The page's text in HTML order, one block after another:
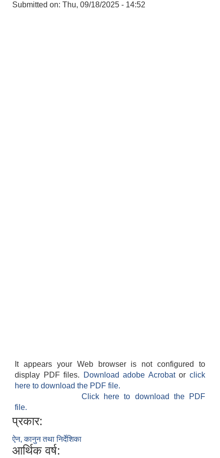
Submitted on: Thu, 09/18/2025 - 14:52
It appears your Web browser is not configured to
display PDF files.
Download adobe Acrobatorclick
here to download the PDF file.
Click here to download the PDF
file.
प्रकार:
ऐन, कानुन तथा निर्देशिका
आर्थिक वर्ष: